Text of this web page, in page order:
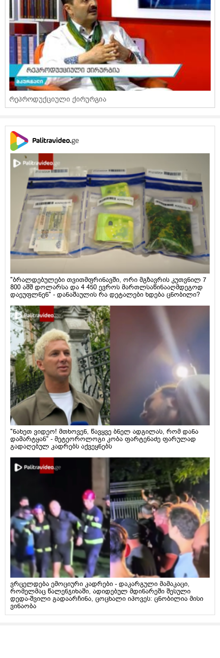
რეპროდუქციული ქირურგია
"ბრალდებულები თვითმფრინავში, ორი მგზავრის კუთვნილ 7
800 აშშ დოლარსა და 4 450 ევროს მართლსაწინააღმდეგოდ
დაეუფლნენ" - დანაშაულის რა დეტალები ხდება ცნობილი?
"ნახეთ ვიდეო! მთხოვენ, წავყვე ბნელ ადგილას, რომ დანა
დამარტყან" - მეტეოროლოგი კობა ფარტენაძე ფარულად
გადაღებულ კადრებს აქვეყნებს
ვრცელდება ემოციური კადრები - დაკარგული მამაკაცი,
რომელმაც წალენჯიხაში, ადიდებულ მდინარეში შესული
დედა-შვილი გადაარჩინა, ცოცხალი იპოვეს: ცნობილია მისი
ვინაობა